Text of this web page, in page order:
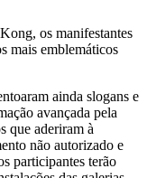
os manifestantes
mais emblemáticos
ainda slogans e
avançada pela
que aderiram à
não autorizado e
participantes terão